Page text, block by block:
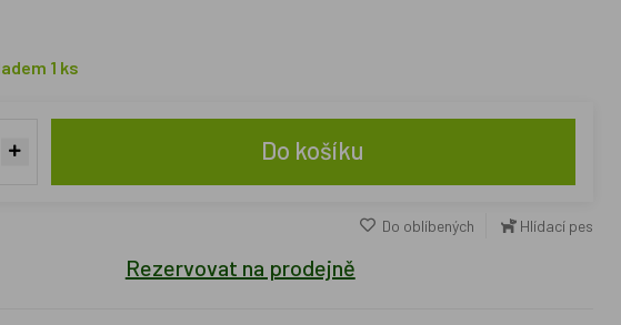
1 ks
Do košíku
Do oblíbených Hlídací pes
Rezervovat na prodejně